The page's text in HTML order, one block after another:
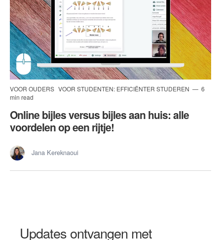
VOOR OUDERS VOOR STUDENTEN: EFFICIËNTER STUDEREN
6
min read
Online bijles versus bijles aan huis: alle
voordelen op een rijtje!
Jana Kereknaoui
Updates ontvangen met